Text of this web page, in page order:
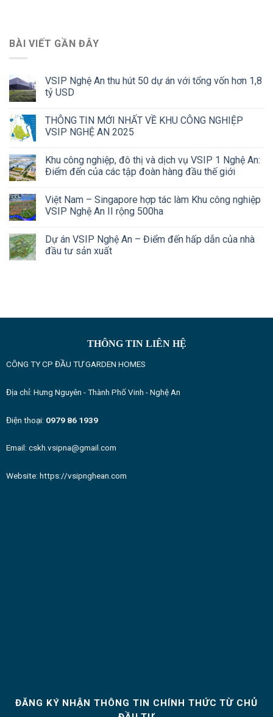
BÀI VIẾT GẦN ĐÂY
VSIP Nghệ An thu hút 50 dự án với tổng vốn hơn 1,8
tỷ USD
THÔNG TIN MỚI NHẤT VỀ KHU CÔNG NGHIỆP
VSIP NGHỆ AN 2025
Khu công nghiệp, đô thị và dịch vụ VSIP 1 Nghệ An:
Điểm đến của các tập đoàn hàng đầu thế giới
Việt Nam – Singapore hợp tác làm Khu công nghiệp
VSIP Nghệ An II rộng 500ha
Dự án VSIP Nghệ An – Điểm đến hấp dẫn của nhà
đầu tư sản xuất
THÔNG TIN LIÊN HỆ
CÔNG TY CP ĐẦU TƯ GARDEN HOMES
Địa chỉ: Hưng Nguyên - Thành Phố Vinh - Nghệ An
Điện thoại: 0979 86 1939
Email: cskh.vsipna@gmail.com
Website: https://vsipnghean.com
ĐĂNG KÝ NHẬN THÔNG TIN CHÍNH THỨC TỪ CHỦ